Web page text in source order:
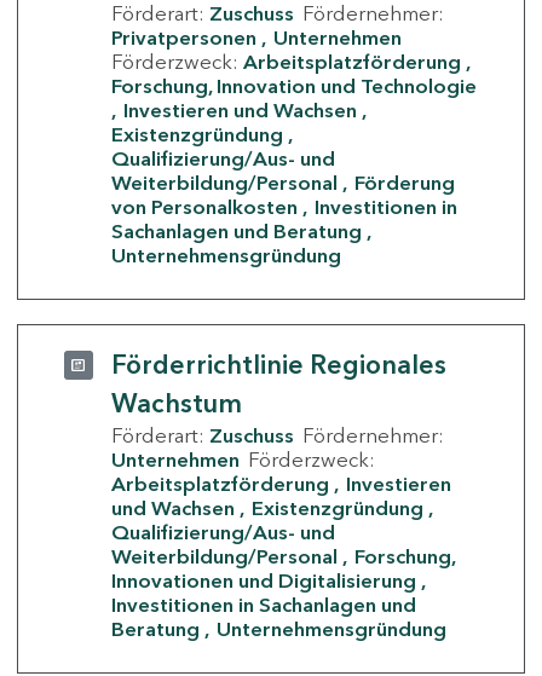
Förderart: Zuschuss Fördernehmer:
Privatpersonen
Unternehmen
Förderzweck: Arbeitsplatzförderung
Forschung, Innovation und Technologie
Investieren und Wachsen
Existenzgründung
Qualifizierung/Aus- und
Weiterbildung/Personal
Förderung
von Personalkosten
Investitionen in
Sachanlagen und Beratung
Unternehmensgründung
Förderrichtlinie Regionales
Wachstum
Förderart: Zuschuss Fördernehmer:
Unternehmen Förderzweck:
Arbeitsplatzförderung
Investieren
und Wachsen
Existenzgründung
Qualifizierung/Aus- und
Weiterbildung/Personal
Forschung,
Innovationen und Digitalisierung
Investitionen in Sachanlagen und
Beratung
Unternehmensgründung